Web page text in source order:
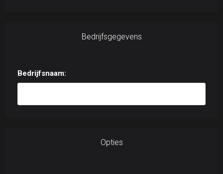
Bedrijfsgegevens
Bedrijfsnaam:
Opties